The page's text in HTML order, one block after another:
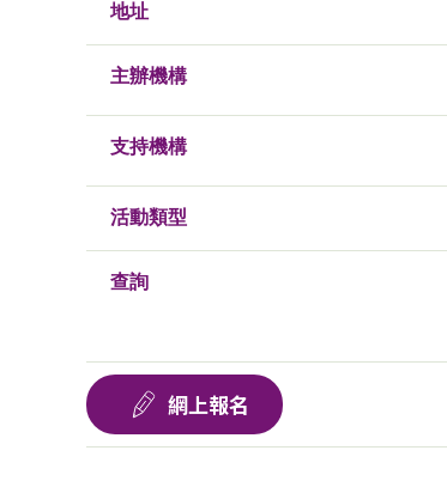
地址
主辦機構
支持機構
活動類型
查詢
網上報名